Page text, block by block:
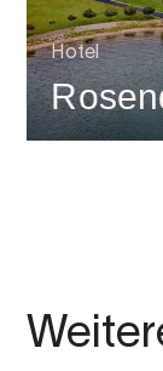
Hotel